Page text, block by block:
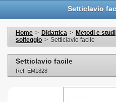
Home > Didattica > Metodi e studi
solfeggio > Setticlavio facile
Setticlavio facile
Ref: EM1828